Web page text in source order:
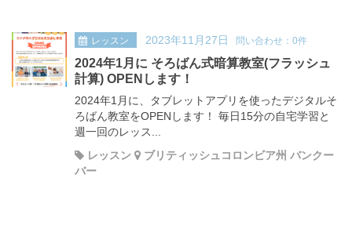
レッスン 2023年11月27日 問い合わせ：0件
2024年1月に そろばん式暗算教室(フラッシュ
計算) OPENします！
2024年1月に、タブレットアプリを使ったデジタルそ
ろばん教室をOPENします！ 毎日15分の自宅学習と
週一回のレッス...
レッスン
ブリティッシュコロンビア州 バンクー
バー